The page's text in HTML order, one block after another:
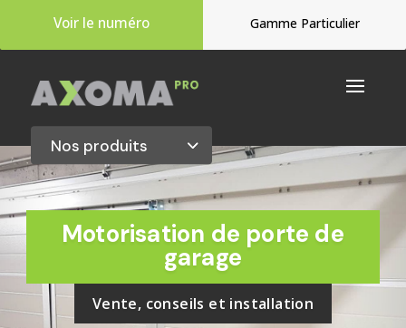
Voir le numéro Gamme Particulier
Motorisation de porte de
garage
Vente, conseils et installation